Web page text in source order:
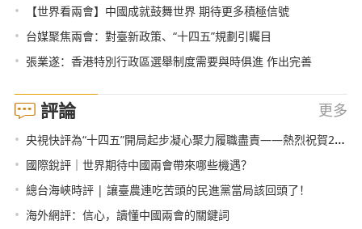
• 【世界看兩會】中國成就鼓舞世界 期待更多積極信號
• 台媒聚焦兩會：對臺新政策、“十四五”規劃引矚目
• 張業遂：香港特別行政區選舉制度需要與時俱進 作出完善
評論 更多
• 央視快評為“十四五”開局起步凝心聚力履職盡責——熱烈祝賀2021年全國兩會召開
• 國際銳評｜世界期待中國兩會帶來哪些機遇？
• 總台海峽時評 | 讓臺農連吃苦頭的民進黨當局該回頭了！
• 海外網評：信心，讀懂中國兩會的關鍵詞